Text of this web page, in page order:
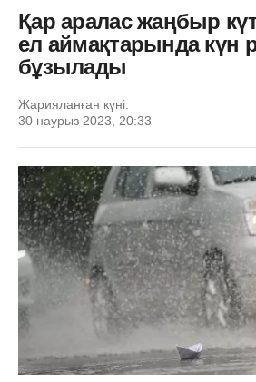
Қар аралас жаңбыр
ел аймақтарында күн
бұзылады
Жарияланған күні:
30 наурыз 2023, 20:33